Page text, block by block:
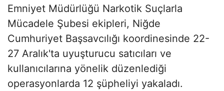
Emniyet Müdürlüğü Narkotik Suçlarla
Mücadele Şubesi ekipleri, Niğde
Cumhuriyet Başsavcılığı koordinesinde 22-
27 Aralık'ta uyuşturucu satıcıları ve
kullanıcılarına yönelik düzenlediği
operasyonlarda 12 şüpheliyi yakaladı.